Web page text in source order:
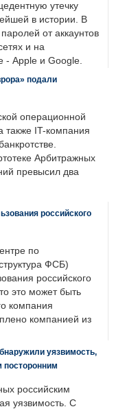
утечку
в истории. В
от аккаунтов
и на
- Apple и Google.
подали
операционной
IT-компания
Арбитражных
превысил два
российского
по
ФСБ)
российского
это может быть
компания
компанией из
уязвимость,
посторонним
российским
уязвимость. С